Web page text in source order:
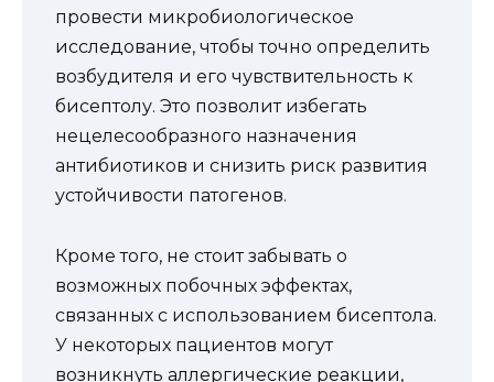
провести микробиологическое
исследование, чтобы точно определить
возбудителя и его чувствительность к
бисептолу. Это позволит избегать
нецелесообразного назначения
антибиотиков и снизить риск развития
устойчивости патогенов.
Кроме того, не стоит забывать о
возможных побочных эффектах,
связанных с использованием бисептола.
У некоторых пациентов могут
возникнуть аллергические реакции,